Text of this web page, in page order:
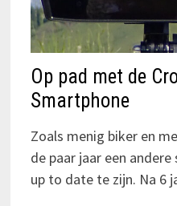
Op pad met de
Smartphone
Zoals menig biker en
de paar jaar een
up to date te zijn. Na 6